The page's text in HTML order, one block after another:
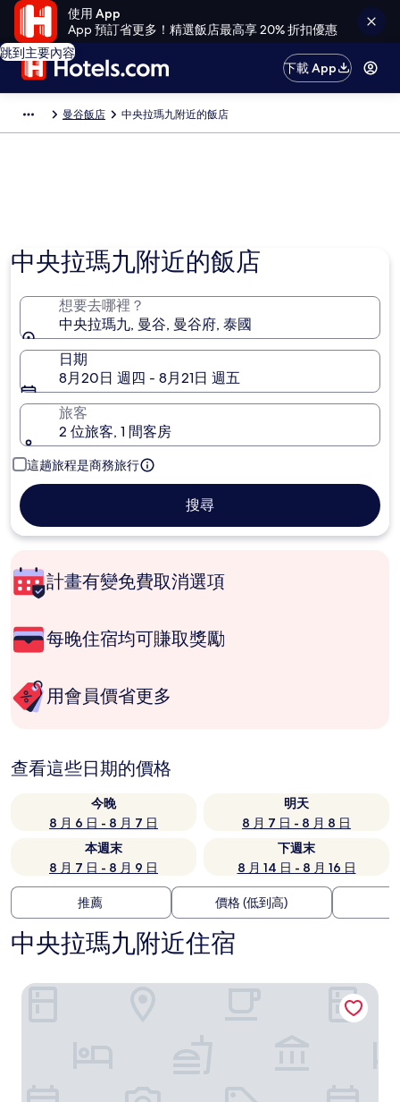
使用 App
App 預訂省更多！精選飯店最高享 20% 折扣優惠
跳到主要內容
下載 App
曼谷飯店 中央拉瑪九附近的飯店
中央拉瑪九附近的飯店
想要去哪裡？
中央拉瑪九, 曼谷, 曼谷府, 泰國
日期
8月20日 週四 - 8月21日 週五
旅客
2 位旅客, 1 間客房
這趟旅程是商務旅行
搜尋
計畫有變免費取消選項
每晚住宿均可賺取獎勵
用會員價省更多
查看這些日期的價格
今晚
8 月 6 日 - 8 月 7 日
明天
8 月 7 日 - 8 月 8 日
本週末
8 月 7 日 - 8 月 9 日
下週末
8 月 14 日 - 8 月 16 日
推薦 價格 (低到高)
中央拉瑪九附近住宿
曼谷拉瑪九世薩莫塞特飯店